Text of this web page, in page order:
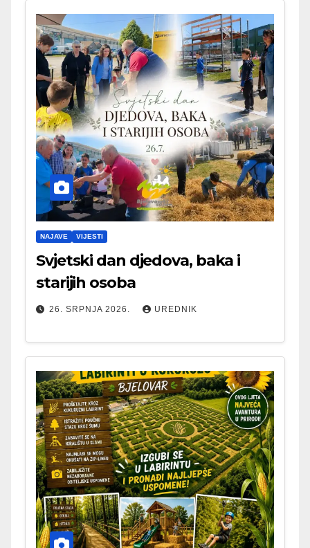
NAJAVE VIJESTI
Svjetski dan djedova, baka i
starijih osoba
26. SRPNJA 2026. UREDNIK